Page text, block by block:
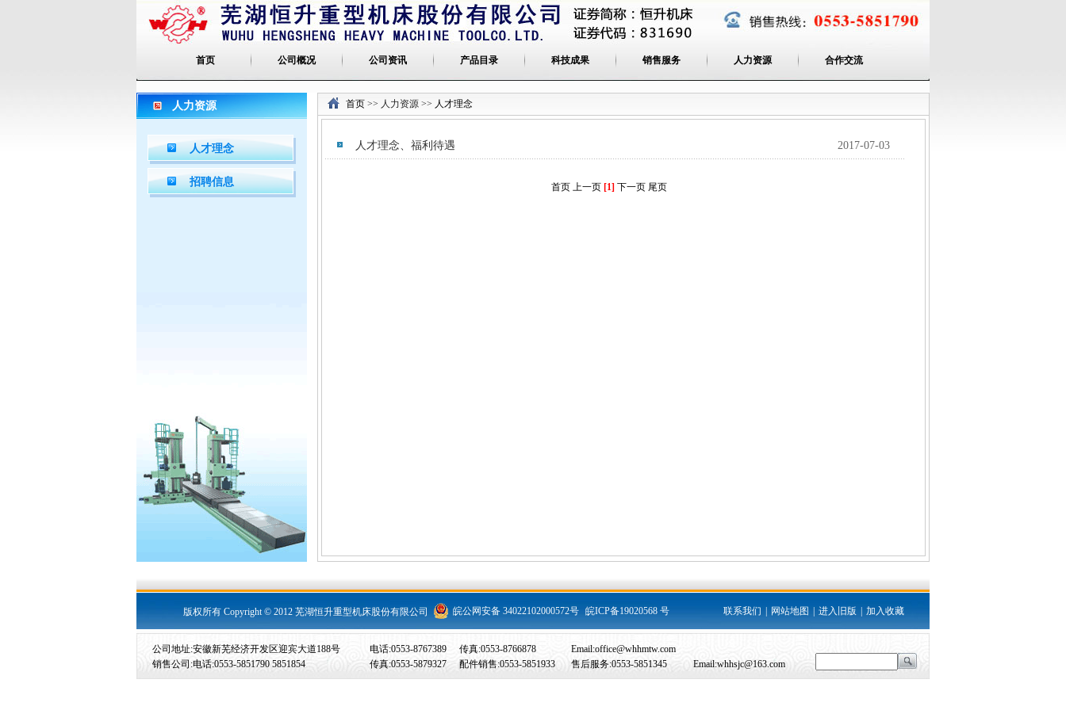
首页 公司概况 公司资讯 产品目录 科技成果 销售服务 人力资源 合作交流
人力资源
人才理念
招聘信息
首页 >> 人力资源 >> 人才理念
人才理念、福利待遇 2017-07-03
首页 上一页 [1] 下一页 尾页
版权所有 Copyright © 2012 芜湖恒升重型机床股份有限公司 皖公网安备 34022102000572号 皖ICP备19020568 号 联系我们 网站地图 进入旧版 加入收藏
公司地址:安徽新芜经济开发区迎宾大道188号 电话:0553-8767389 传真:0553-8766878
Email:office@whhmtw.com
销售公司:电话:0553-5851790 5851854
传真:0553-5879327 配件销售:0553-5851933 售后服务:0553-5851345 Email:whhsjc@163.com